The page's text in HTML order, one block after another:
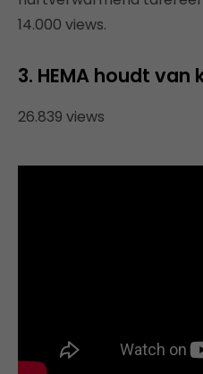
14.000 views.
3. HEMA houdt van
26.839 views